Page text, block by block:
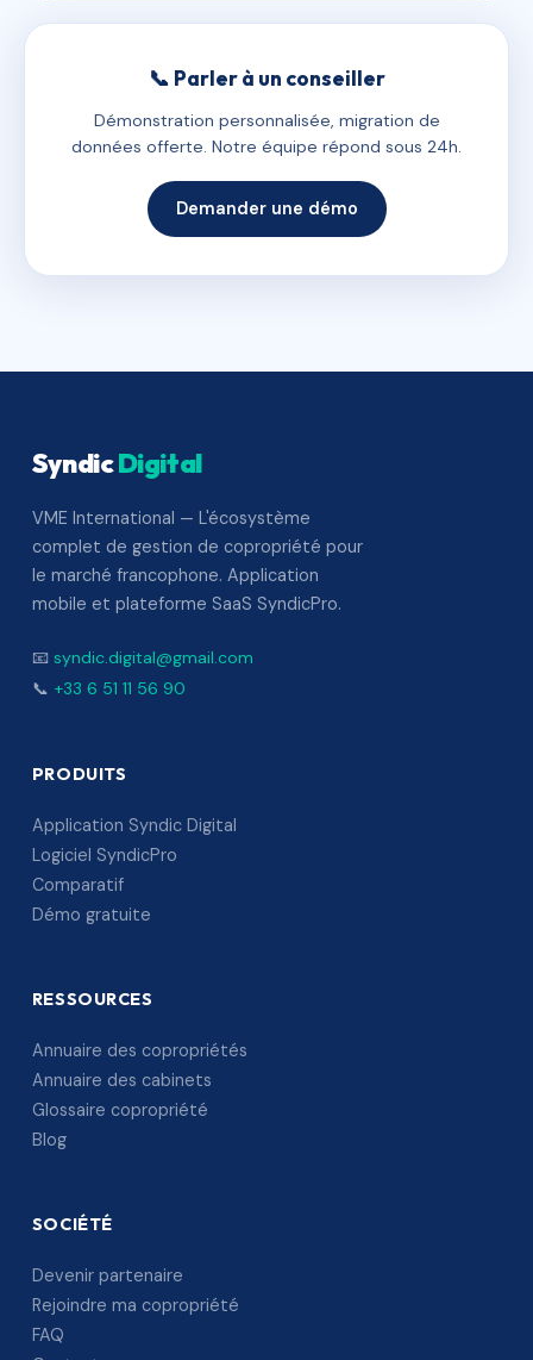
📞 Parler à un conseiller
Démonstration personnalisée, migration de
données offerte. Notre équipe répond sous 24h.
Demander une démo
SyndicDigital
VME International — L'écosystème
complet de gestion de copropriété pour
le marché francophone. Application
mobile et plateforme SaaS SyndicPro.
📧 syndic.digital@gmail.com
📞 +33 6 51 11 56 90
PRODUITS
Application Syndic Digital
Logiciel SyndicPro
Comparatif
Démo gratuite
RESSOURCES
Annuaire des copropriétés
Annuaire des cabinets
Glossaire copropriété
Blog
SOCIÉTÉ
Devenir partenaire
Rejoindre ma copropriété
FAQ